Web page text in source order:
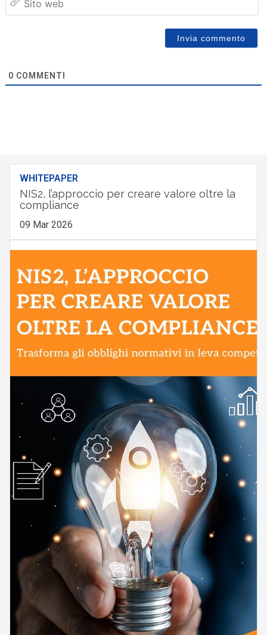
0 COMMENTI
WHITEPAPER
NIS2, l’approccio per creare valore oltre la
compliance
09 Mar 2026